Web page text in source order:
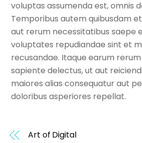
voluptas assumenda est, omnis
Temporibus autem quibusdam
aut rerum necessitatibus saepe
voluptates repudiandae sint et
recusandae. Itaque earum
sapiente delectus, ut aut
maiores alias consequatur aut
doloribus asperiores repellat.
Art of Digital